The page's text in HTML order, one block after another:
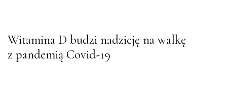
Witamina D budzi nadzieję na walkę
z pandemią Covid-19